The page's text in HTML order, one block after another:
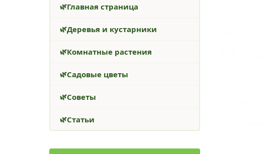
Главная страница
Деревья и кустарники
Комнатные растения
Садовые цветы
Советы
Статьи